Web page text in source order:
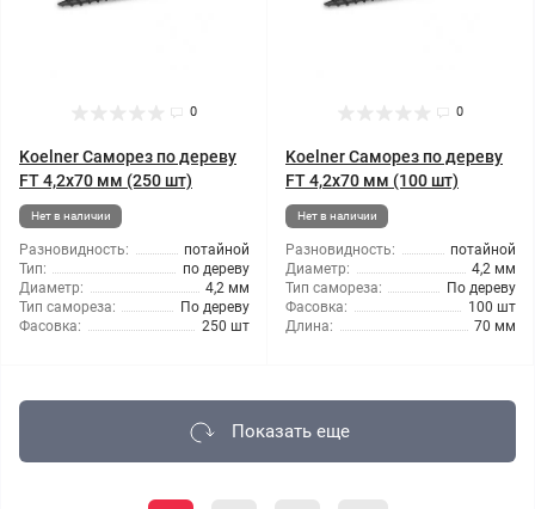
0
Koelner Саморез по дереву
FT 4,2x70 мм (250 шт)
Нет в наличии
Разновидность:
потайной
Тип:
по дереву
Диаметр:
4,2 мм
Тип самореза:
По дереву
Фасовка:
250 шт
0
Koelner Саморез по дереву
FT 4,2x70 мм (100 шт)
Нет в наличии
Разновидность:
потайной
Диаметр:
4,2 мм
Тип самореза:
По дереву
Фасовка:
100 шт
Длина:
70 мм
Показать еще